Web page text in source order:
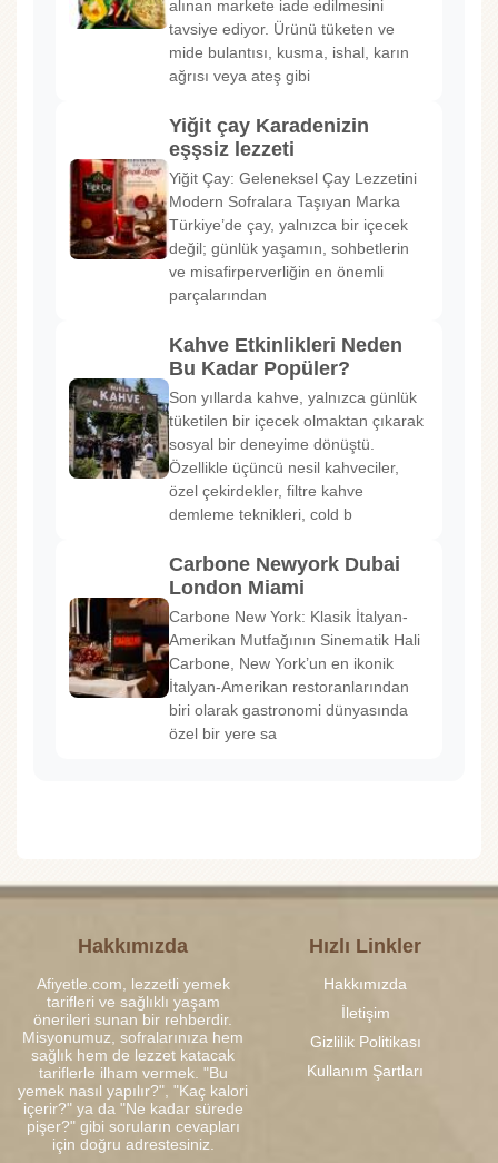
alınan markete iade edilmesini
tavsiye ediyor. Ürünü tüketen ve
mide bulantısı, kusma, ishal, karın
ağrısı veya ateş gibi
Yiğit çay Karadenizin
eşşsiz lezzeti
Yiğit Çay: Geleneksel Çay Lezzetini
Modern Sofralara Taşıyan Marka
Türkiye’de çay, yalnızca bir içecek
değil; günlük yaşamın, sohbetlerin
ve misafirperverliğin en önemli
parçalarından
Kahve Etkinlikleri Neden
Bu Kadar Popüler?
Son yıllarda kahve, yalnızca günlük
tüketilen bir içecek olmaktan çıkarak
sosyal bir deneyime dönüştü.
Özellikle üçüncü nesil kahveciler,
özel çekirdekler, filtre kahve
demleme teknikleri, cold b
Carbone Newyork Dubai
London Miami
Carbone New York: Klasik İtalyan-
Amerikan Mutfağının Sinematik Hali
Carbone, New York’un en ikonik
İtalyan-Amerikan restoranlarından
biri olarak gastronomi dünyasında
özel bir yere sa
Hakkımızda
Afiyetle.com, lezzetli yemek
tarifleri ve sağlıklı yaşam
önerileri sunan bir rehberdir.
Misyonumuz, sofralarınıza hem
sağlık hem de lezzet katacak
tariflerle ilham vermek. "Bu
yemek nasıl yapılır?", "Kaç kalori
içerir?" ya da "Ne kadar sürede
pişer?" gibi soruların cevapları
için doğru adrestesiniz.
Hızlı Linkler
Hakkımızda
İletişim
Gizlilik Politikası
Kullanım Şartları